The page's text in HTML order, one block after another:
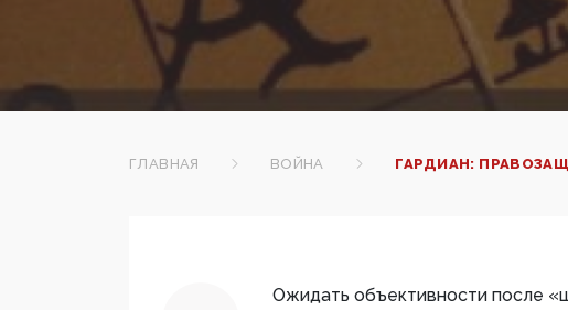
ГЛАВНАЯ ВОЙНА ГАРДИАН:
Ожидать объективности после